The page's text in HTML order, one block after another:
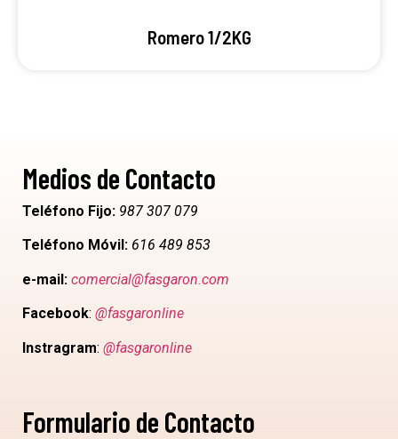
Romero 1/2KG
Medios de Contacto
Teléfono Fijo: 987 307 079
Teléfono Móvil: 616 489 853
e-mail: comercial@fasgaron.com
Facebook: @fasgaronline
Instragram: @fasgaronline
Formulario de Contacto